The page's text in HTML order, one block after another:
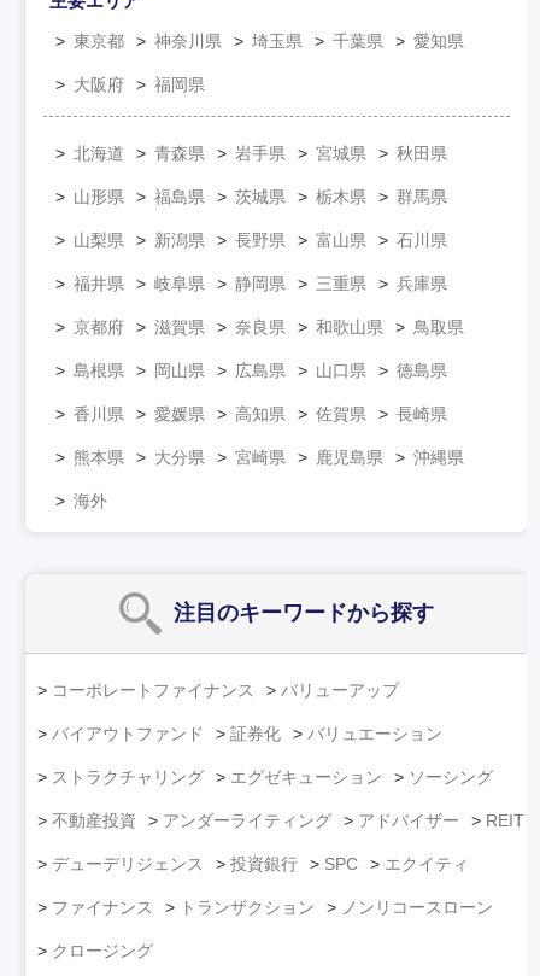
東京都 神奈川県 埼玉県 千葉県 愛知県
大阪府 福岡県
北海道 青森県 岩手県 宮城県 秋田県
山形県 福島県 茨城県 栃木県 群馬県
山梨県 新潟県 長野県 富山県 石川県
福井県 岐阜県 静岡県 三重県 兵庫県
京都府 滋賀県 奈良県 和歌山県 鳥取県
島根県 岡山県 広島県 山口県 徳島県
香川県 愛媛県 高知県 佐賀県 長崎県
熊本県 大分県 宮崎県 鹿児島県 沖縄県
海外
注目のキーワードから探す
コーポレートファイナンス バリューアップ
バイアウトファンド 証券化 バリュエーション
ストラクチャリング エグゼキューション ソーシング
不動産投資 アンダーライティング アドバイザー REIT
デューデリジェンス 投資銀行 SPC エクイティ
ファイナンス トランザクション ノンリコースローン
クロージング